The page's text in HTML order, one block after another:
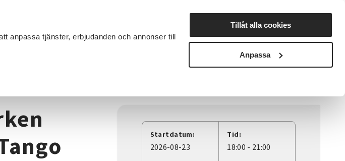
anpassa tjänster, erbjudanden och annonser till
Tillåt alla cookies
Anpassa
Nyheter Avdelningar
Startdatum:
2026-08-23
Tid:
18:00 - 21:00